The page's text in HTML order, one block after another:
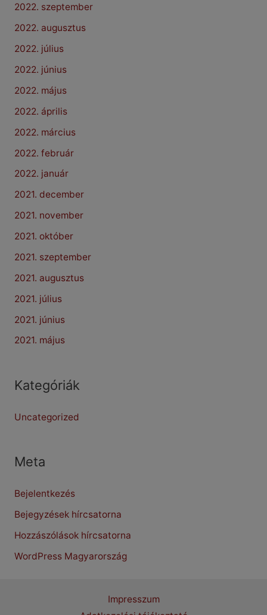
2022. szeptember
2022. augusztus
2022. július
2022. június
2022. május
2022. április
2022. március
2022. február
2022. január
2021. december
2021. november
2021. október
2021. szeptember
2021. augusztus
2021. július
2021. június
2021. május
Kategóriák
Uncategorized
Meta
Bejelentkezés
Bejegyzések hírcsatorna
Hozzászólások hírcsatorna
WordPress Magyarország
Impresszum